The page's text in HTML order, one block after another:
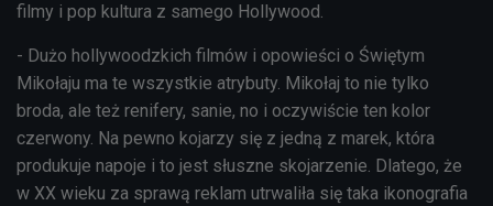
filmy i pop kultura z samego Hollywood.
- Dużo hollywoodzkich filmów i opowieści o Świętym
Mikołaju ma te wszystkie atrybuty. Mikołaj to nie tylko
broda, ale też renifery, sanie, no i oczywiście ten kolor
czerwony. Na pewno kojarzy się z jedną z marek, która
produkuje napoje i to jest słuszne skojarzenie. Dlatego, że
w XX wieku za sprawą reklam utrwaliła się taka ikonografia